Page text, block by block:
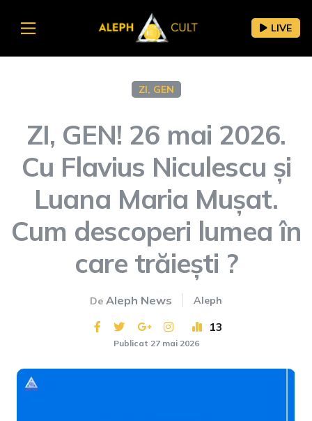
LIVE
ZI, GEN
ZI, GEN! 26 mai 2026.
Cu Flavius Niculescu și
Luana Maria Mușat.
Cum descoperi lumea în
care trăiești ?
De Aleph News Aleph
13
Publicat 27 mai 2026